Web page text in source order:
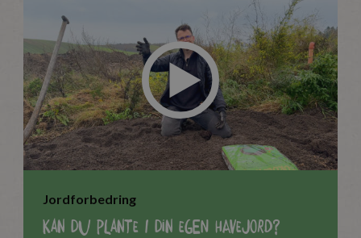
Jordforbedring
Kan du plante i din egen havejord?